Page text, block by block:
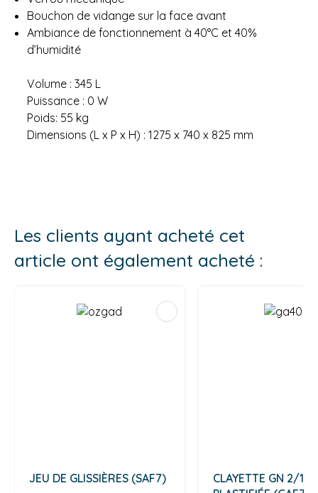
Bouchon de vidange sur la face avant
Ambiance de fonctionnement à 40°C et 40%
d’humidité
Volume : 345 L
Puissance : 0 W
Poids: 55 kg
Dimensions (L x P x H) : 1275 x 740 x 825 mm
Les clients ayant acheté cet
article ont également acheté :
JEU DE GLISSIÈRES (SAF7)
CLAYETTE GN 2/1